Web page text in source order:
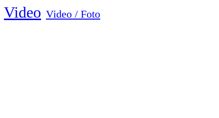
Video Video / Foto